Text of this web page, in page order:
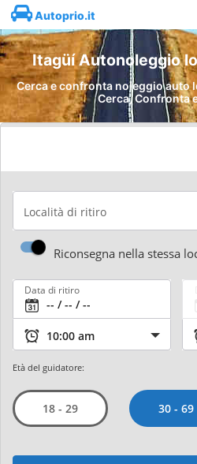
Autoprio.it
Itagüí Autonoleggio
Cerca e confronta noleggio auto
Cerca, Confronta
Località di ritiro
Riconsegna nella stessa
Data di ritiro
Età del guidatore:
18 - 29 30 - 69